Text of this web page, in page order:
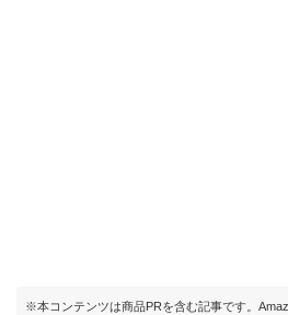
※本コンテンツは商品PRを含む記事です。